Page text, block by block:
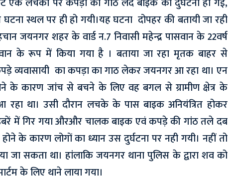
स्थल पर ही हो गयी।यह घटना दोपहर की बतायी जा रही
जयनगर शहर के वार्ड न.7 निवासी महेन्द्र पासवान के 22वर्ष
के रूप में किया गया है । बताया जा रहा मृतक बाहर से
व्यवासायी का कपड़ा का गाठ लेकर जयनगर आ रहा था। एन
के कारण जांच से बचने के लिए वह बगल से ग्रामीण क्षेत्र के
था। उसी दौरान लचके के पास बाइक अनियंत्रित होकर
में गिर गया औरऔर चालक बाइक एवं कपड़े की गांठ तले दब
के कारण लोगों का ध्यान उस दुर्घटना पर नही गयी। नहीं तो
जा सकता था। हांलाकि जयनगर थाना पुलिस के द्वारा शव को
के लिए थाने लाया गया।